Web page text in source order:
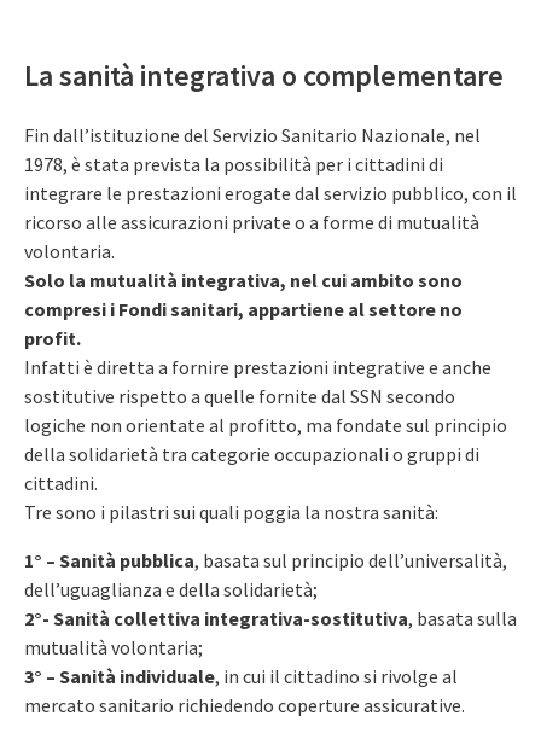
La sanità integrativa o complementare
Fin dall’istituzione del Servizio Sanitario Nazionale, nel
1978, è stata prevista la possibilità per i cittadini di
integrare le prestazioni erogate dal servizio pubblico, con il
ricorso alle assicurazioni private o a forme di mutualità
volontaria.
Solo la mutualità integrativa, nel cui ambito sono
compresi i Fondi sanitari, appartiene al settore no
profit.
Infatti è diretta a fornire prestazioni integrative e anche
sostitutive rispetto a quelle fornite dal SSN secondo
logiche non orientate al profitto, ma fondate sul principio
della solidarietà tra categorie occupazionali o gruppi di
cittadini.
Tre sono i pilastri sui quali poggia la nostra sanità:
1° – Sanità pubblica, basata sul principio dell’universalità,
dell’uguaglianza e della solidarietà;
2°- Sanità collettiva integrativa-sostitutiva, basata sulla
mutualità volontaria;
3° – Sanità individuale, in cui il cittadino si rivolge al
mercato sanitario richiedendo coperture assicurative.